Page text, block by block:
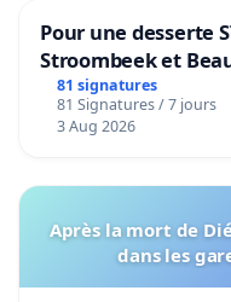
Pour une desserte
Stroombeek et
bediening van de
Voor
81 signatures
81 Signatures / 7 jours
3 Aug 2026
Après la mort de
dans les